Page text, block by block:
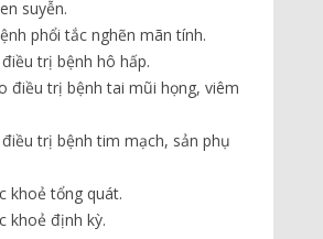
suyễn.
phổi tắc nghẽn mãn tính.
trị bệnh hô hấp.
điều trị bệnh tai mũi họng, viêm
trị bệnh tim mạch, sản phụ
khoẻ tổng quát.
khoẻ định kỳ.